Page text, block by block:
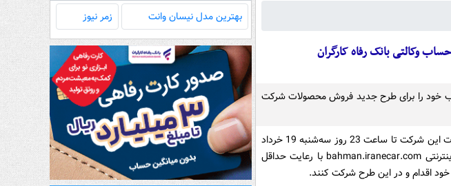
وکالتی بانک رفاه کارگران
خود را برای طرح جدید ‌فروش محصولات شرکت
به گزارش کارگر آنلاین، مشتریان متقاضی خرید محصولات این شرکت تا ساعت 23 روز سه‌شنبه 19 خرداد
ماه فرصت دارند با مراجعه به سایت شرکت به نشانی اینترنتی bahman.iranecar.com با رعایت حداقل
بهترین مدل‌ نیسان وانت زمر نیوز